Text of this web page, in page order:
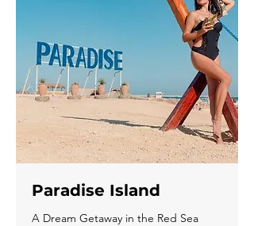
Paradise Island
A Dream Getaway in the Red Sea